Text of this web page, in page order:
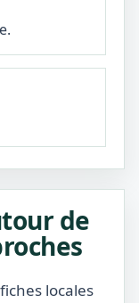
de
locales